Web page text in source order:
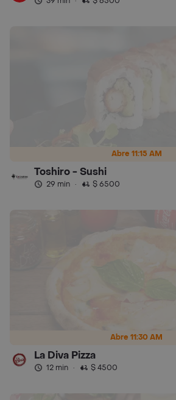
Abre 11:15 AM
Toshiro - Sushi
29 min · $ 6500
Abre 11:30 AM
La Diva Pizza
12 min · $ 4500